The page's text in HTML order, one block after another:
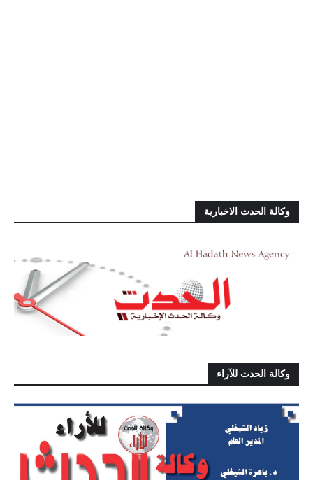
وكالة الحدث الاخبارية
وكالة الحدث للآراء